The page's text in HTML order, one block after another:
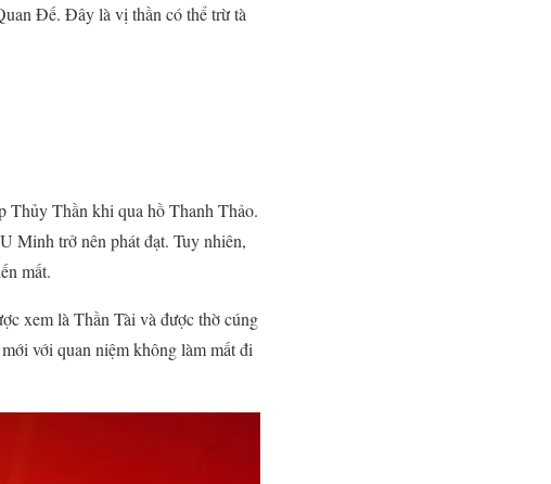
Đế. Đây là vị thần có thể trừ tà
Thủy Thần khi qua hồ Thanh Thảo.
Minh trở nên phát đạt. Tuy nhiên,
mất.
xem là Thần Tài và được thờ cúng
với quan niệm không làm mất đi